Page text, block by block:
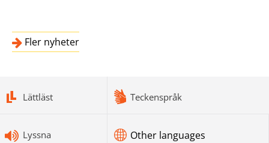
Fler nyheter
Lättläst Teckenspråk
Lyssna Other languages